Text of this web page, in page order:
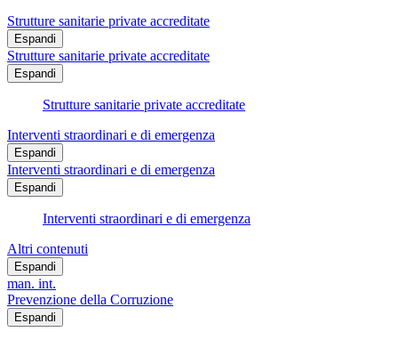
Strutture sanitarie private accreditate
Espandi
Strutture sanitarie private accreditate
Espandi
Strutture sanitarie private accreditate
Interventi straordinari e di emergenza
Espandi
Interventi straordinari e di emergenza
Espandi
Interventi straordinari e di emergenza
Altri contenuti
Espandi
man. int.
Prevenzione della Corruzione
Espandi